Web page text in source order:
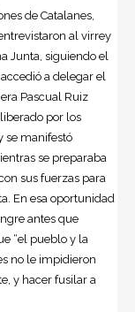
de Catalanes,
al virrey
Junta, siguiendo el
a delegar el
Pascual Ruiz
por los
se manifestó
se preparaba
sus fuerzas para
En esa oportunidad
antes que
“el pueblo y la
no le impidieron
y hacer fusilar a